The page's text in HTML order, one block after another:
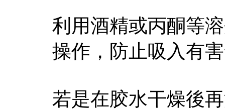
利用酒精或丙酮等
操作，防止吸入有
若是在胶水干燥後